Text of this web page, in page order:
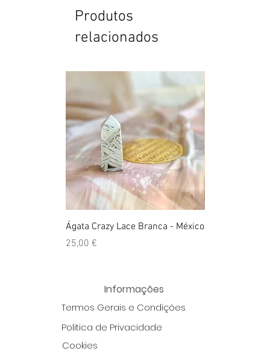
Produtos
relacionados
Ágata Crazy Lace Branca - México
Preço
25,00 €
Anel Golden
Informações
Termos Gerais e Condições
Politica de Privacidade
Cookies